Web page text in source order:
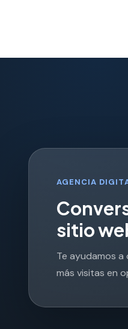
AGENCIA
Conver
sitiowe
Te ayudamos
más visitas en